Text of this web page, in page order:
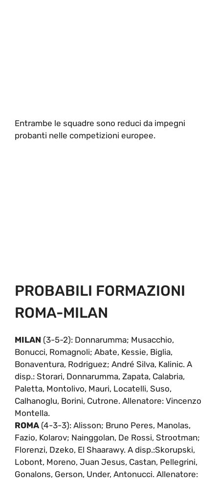
Entrambe le squadre sono reduci da impegni
probanti nelle competizioni europee.
PROBABILI FORMAZIONI
ROMA-MILAN
MILAN (3-5-2): Donnarumma; Musacchio,
Bonucci, Romagnoli; Abate, Kessie, Biglia,
Bonaventura, Rodriguez; André Silva, Kalinic. A
disp.: Storari, Donnarumma, Zapata, Calabria,
Paletta, Montolivo, Mauri, Locatelli, Suso,
Calhanoglu, Borini, Cutrone. Allenatore: Vincenzo
Montella.
ROMA (4-3-3): Alisson; Bruno Peres, Manolas,
Fazio, Kolarov; Nainggolan, De Rossi, Strootman;
Florenzi, Dzeko, El Shaarawy. A disp.:Skorupski,
Lobont, Moreno, Juan Jesus, Castan, Pellegrini,
Gonalons, Gerson, Under, Antonucci. Allenatore: